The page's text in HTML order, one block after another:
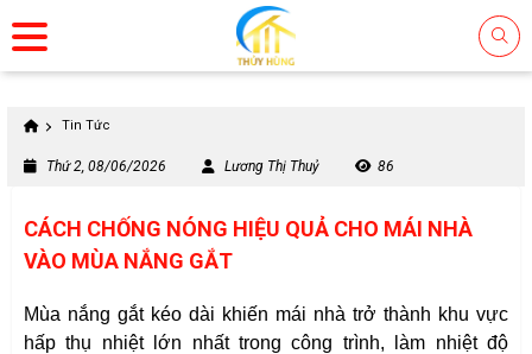
Tin Tức
Thứ 2, 08/06/2026 Lương Thị Thuỷ 86
CÁCH CHỐNG NÓNG HIỆU QUẢ CHO MÁI NHÀ
VÀO MÙA NẮNG GẮT
Mùa nắng gắt kéo dài khiến mái nhà trở thành khu vực
hấp thụ nhiệt lớn nhất trong công trình, làm nhiệt độ